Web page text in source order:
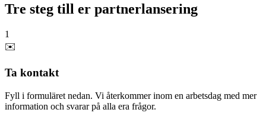
Tre steg till er partnerlansering
1
✉️
Ta kontakt
Fyll i formuläret nedan. Vi återkommer inom en arbetsdag med mer
information och svarar på alla era frågor.